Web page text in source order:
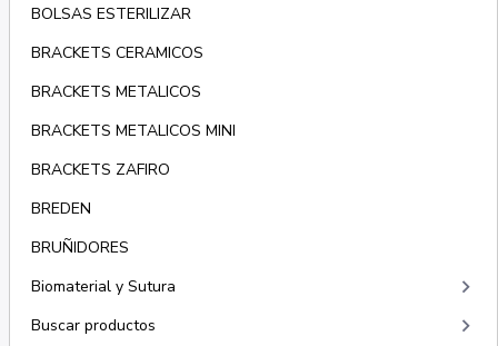
BOLSAS ESTERILIZAR
BRACKETS CERAMICOS
BRACKETS METALICOS
BRACKETS METALICOS MINI
BRACKETS ZAFIRO
BREDEN
BRUÑIDORES
Biomaterial y Sutura
keyboard_arrow_right
Buscar productos keyboard_arrow_right